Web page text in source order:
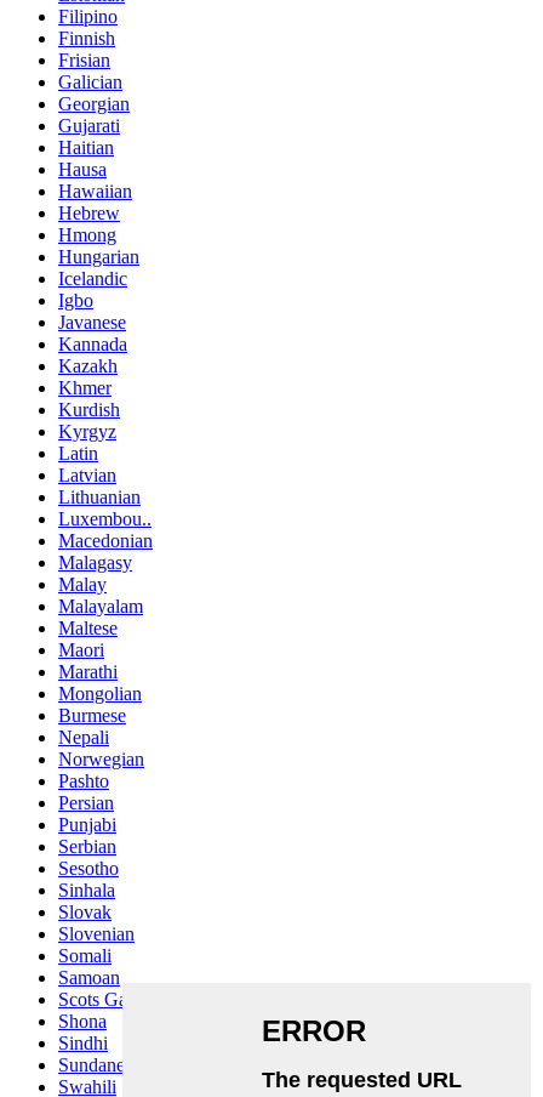
Filipino
Finnish
Frisian
Galician
Georgian
Gujarati
Haitian
Hausa
Hawaiian
Hebrew
Hmong
Hungarian
Icelandic
Igbo
Javanese
Kannada
Kazakh
Khmer
Kurdish
Kyrgyz
Latin
Latvian
Lithuanian
Luxembou..
Macedonian
Malagasy
Malay
Malayalam
Maltese
Maori
Marathi
Mongolian
Burmese
Nepali
Norwegian
Pashto
Persian
Punjabi
Serbian
Sesotho
Sinhala
Slovak
Slovenian
Somali
Samoan
Scots Gaelic
Shona
Sindhi
Sundanese
Swahili